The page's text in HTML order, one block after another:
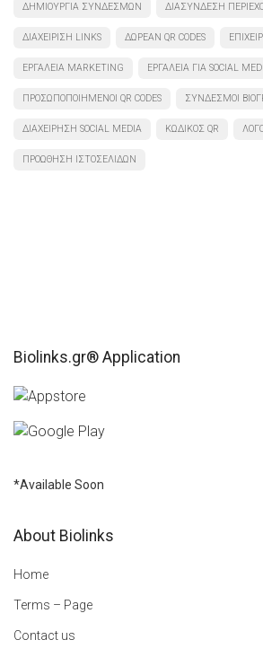
ΔΗΜΙΟΥΡΓΊΑ ΣΥΝΔΈΣΜΩΝ ΔΙΑΣΎΝΔΕΣΗ
ΔΙΑΧΕΊΡΙΣΗ LINKS ΔΩΡΕΆΝ QR CODES
ΕΡΓΑΛΕΊΑ MARKETING ΕΡΓΑΛΕΊΑ ΓΙΑ SOCIAL
ΠΡΟΣΩΠΟΠΟΙΗΜΈΝΟΙ QR CODES ΣΎΝΔΕΣΜΟΙ
ΔΙΑΧΕΊΡΗΣΗ SOCIAL MEDIA ΚΩΔΙΚΌΣ QR
ΠΡΟΏΘΗΣΗ ΙΣΤΟΣΕΛΊΔΩΝ
Biolinks.gr® Application
*Available Soon
About Biolinks
Home
Terms – Page
Contact us